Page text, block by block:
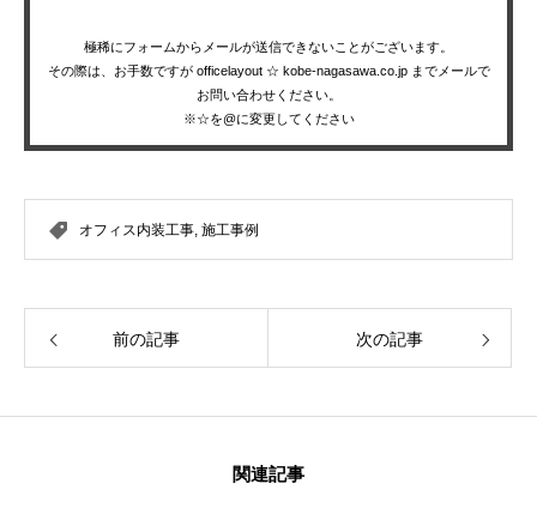
極稀にフォームからメールが送信できないことがございます。
その際は、お手数ですが officelayout ☆ kobe-nagasawa.co.jp までメールで
お問い合わせください。
※☆を@に変更してください
オフィス内装工事, 施工事例
前の記事 次の記事
関連記事